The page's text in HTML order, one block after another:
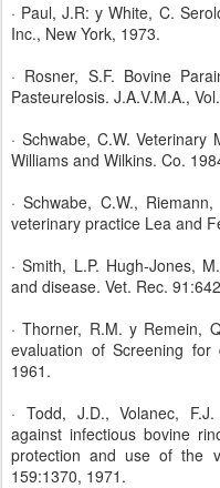
· Paul, J.R: y White, C.
Inc., New York, 1973.
· Rosner, S.F. Bovine
Pasteurelosis. J.A.V.M.A.,
· Schwabe, C.W.
Williams and Wilkins. Co.
· Schwabe, C.W.,
veterinary practice Lea and
· Smith, L.P. Hugh-Jones,
and disease. Vet. Rec.
· Thorner, R.M. y Remein,
evaluation of Screening
1961.
· Todd, J.D., Volanec,
against infectious bovine
protection and use of the
159:1370, 1971.